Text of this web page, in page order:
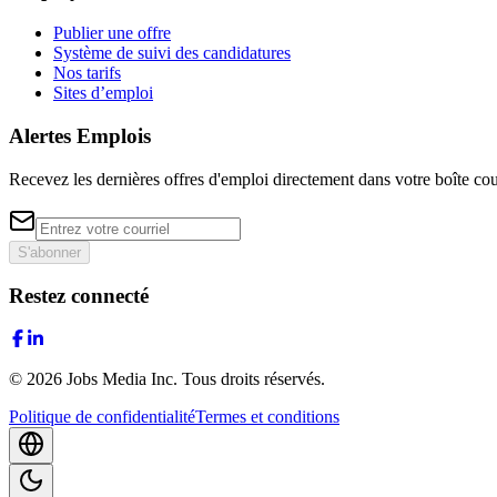
Publier une offre
Système de suivi des candidatures
Nos tarifs
Sites d’emploi
Alertes Emplois
Recevez les dernières offres d'emploi directement dans votre boîte
S'abonner
Restez connecté
© 2026 Jobs Media Inc. Tous droits réservés.
Politique de confidentialitéTermes et conditions